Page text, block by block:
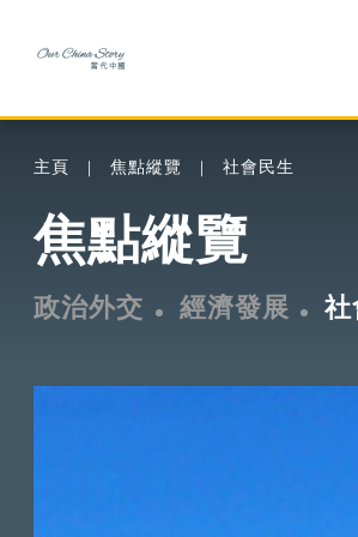
主頁 焦點縱覽 社會民生
焦點縱覽
政治外交 經濟發展 社